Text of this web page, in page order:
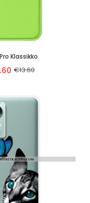
Klassikko
€13.60